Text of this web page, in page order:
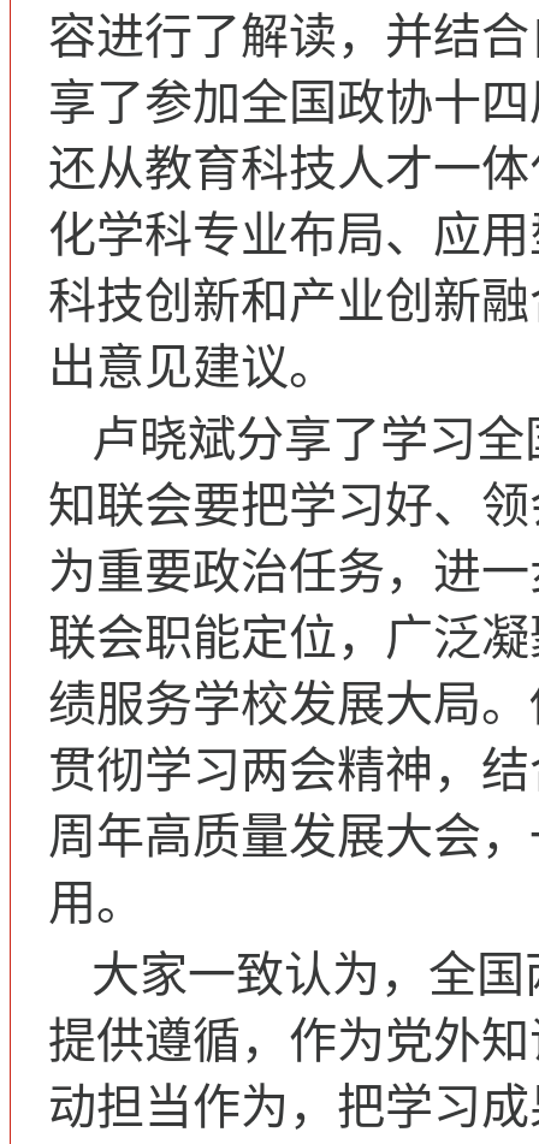
容进行了解读，并结
享了参加全国政协十
还从教育科技人才一
化学科专业布局、应
科技创新和产业创新
出意见建议。
卢晓斌分享了学习
知联会要把学习好、
为重要政治任务，进
联会职能定位，广泛
绩服务学校发展大局
贯彻学习两会精神，
周年高质量发展大会
用。
大家一致认为，全
提供遵循，作为党外
动担当作为，把学习